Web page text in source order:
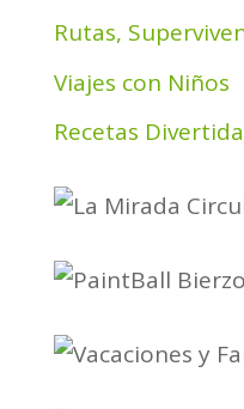
Rutas,
Viajes con Niños
Recetas